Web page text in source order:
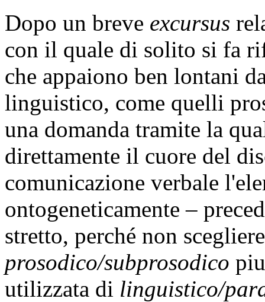
Dopo un breve excursus
con il quale di solito si fa
che appaiono ben lontani
linguistico, come quelli
una domanda tramite la
direttamente il cuore del
comunicazione verbale
ontogeneticamente –
stretto, perché non
prosodico/subprosodico
utilizzata di linguistico/